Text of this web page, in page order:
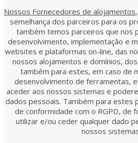
Nossos Fornecedores de alojamentos
semelhança dos parceiros para os
também temos parceiros que nos
desenvolvimento, implementação e
websites e plataformas on-line, das
nossos alojamentos e domínios,
também para estes, em caso de
desenvolvimento de ferramentas,
aceder aos nossos sistemas e
dados pessoais. Também para estes
de conformidade com o RGPD, de
utilizar e/ou ceder qualquer dado
nossos